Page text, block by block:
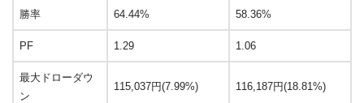
勝率 64.44% 58.36%
PF 1.29 1.06
最大ドローダウ
ン
115,037円(7.99%) 116,187円(18.81%)